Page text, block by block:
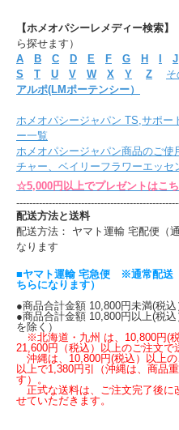
【ホメオパシーレメディー検索】
ら探せます）
A
B C D E F G H J
S
T U V W X Y Z
そ
アルポ(LMポーテンシー）
ホメオパシージャパン TS,サポー
ー一覧
ホメオパシージャパン商品のご使
チャー、ベイリーフラワーエッセ
☆5,000円以上でプレゼントはこ
配送方法と送料
配送方法： ヤマト運輸 宅配便（
なります
■ヤマト運輸 宅急便 ※通常配送
ちらになります）
●商品合計金額 10,800円未満(税
●商品合計金額 10,800円以上(税
を除く）
※北海道・九州 は、10,800円(
21,600円（税込）以上のご注文で
沖縄は、10,800円(税込）以上
以上で1,380円引（沖縄は、商品
す）。
正式な送料は、ご注文完了後に
せていただきます。